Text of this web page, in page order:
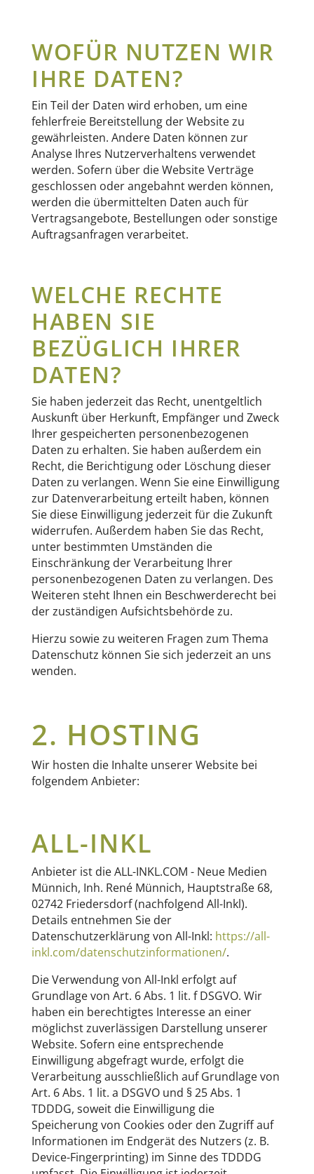
WOFÜR NUTZEN WIR
IHRE DATEN?
Ein Teil der Daten wird erhoben, um eine
fehlerfreie Bereitstellung der Website zu
gewährleisten. Andere Daten können zur
Analyse Ihres Nutzerverhaltens verwendet
werden. Sofern über die Website Verträge
geschlossen oder angebahnt werden können,
werden die übermittelten Daten auch für
Vertragsangebote, Bestellungen oder sonstige
Auftragsanfragen verarbeitet.
WELCHE RECHTE
HABEN SIE
BEZÜGLICH IHRER
DATEN?
Sie haben jederzeit das Recht, unentgeltlich
Auskunft über Herkunft, Empfänger und Zweck
Ihrer gespeicherten personenbezogenen
Daten zu erhalten. Sie haben außerdem ein
Recht, die Berichtigung oder Löschung dieser
Daten zu verlangen. Wenn Sie eine Einwilligung
zur Datenverarbeitung erteilt haben, können
Sie diese Einwilligung jederzeit für die Zukunft
widerrufen. Außerdem haben Sie das Recht,
unter bestimmten Umständen die
Einschränkung der Verarbeitung Ihrer
personenbezogenen Daten zu verlangen. Des
Weiteren steht Ihnen ein Beschwerderecht bei
der zuständigen Aufsichtsbehörde zu.
Hierzu sowie zu weiteren Fragen zum Thema
Datenschutz können Sie sich jederzeit an uns
wenden.
2. HOSTING
Wir hosten die Inhalte unserer Website bei
folgendem Anbieter:
ALL-INKL
Anbieter ist die ALL-INKL.COM - Neue Medien
Münnich, Inh. René Münnich, Hauptstraße 68,
02742 Friedersdorf (nachfolgend All-Inkl).
Details entnehmen Sie der
Datenschutzerklärung von All-Inkl: https://all-
inkl.com/datenschutzinformationen/.
Die Verwendung von All-Inkl erfolgt auf
Grundlage von Art. 6 Abs. 1 lit. f DSGVO. Wir
haben ein berechtigtes Interesse an einer
möglichst zuverlässigen Darstellung unserer
Website. Sofern eine entsprechende
Einwilligung abgefragt wurde, erfolgt die
Verarbeitung ausschließlich auf Grundlage von
Art. 6 Abs. 1 lit. a DSGVO und § 25 Abs. 1
TDDDG, soweit die Einwilligung die
Speicherung von Cookies oder den Zugriff auf
Informationen im Endgerät des Nutzers (z. B.
Device-Fingerprinting) im Sinne des TDDDG